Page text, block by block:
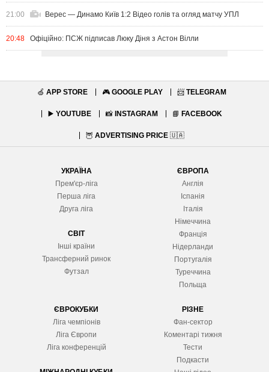
21:00 Верес — Динамо Київ 1:2 Відео голів та огляд матчу УПЛ
20:48 Офіційно: ПСЖ підписав Люку Діня з Астон Вілли
🍏 APP STORE 🎮 GOOGLE PLAY 📨 TELEGRAM
▶️ YOUTUBE 📸 INSTAGRAM 📘 FACEBOOK
🦉 ADVERTISING PRICE 🇺🇦
УКРАЇНА
Прем'єр-ліга
Перша ліга
Друга ліга
СВІТ
Інші країни
Трансферний ринок
Футзал
ЄВРОПА
Англія
Іспанія
Італія
Німеччина
Франція
Нідерланди
Португалія
Туреччина
Польща
ЄВРОКУБКИ
Ліга чемпіонів
Ліга Європи
Ліга конференцій
РІЗНЕ
Фан-сектор
Коментарі тижня
Тести
Подкасти